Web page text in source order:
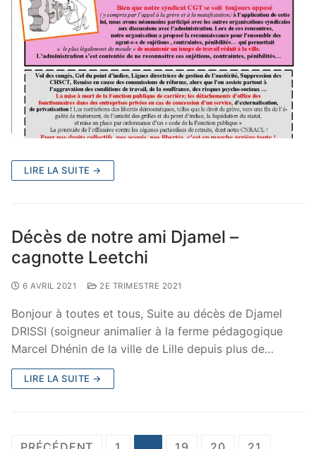
LIRE LA SUITE →
Décès de notre ami Djamel –
cagnotte Leetchi
6 AVRIL 2021 2E TRIMESTRE 2021
Bonjour à toutes et tous, Suite au décès de Djamel
DRISSI (soigneur animalier à la ferme pédagogique
Marcel Dhénin de la ville de Lille depuis plus de…
LIRE LA SUITE →